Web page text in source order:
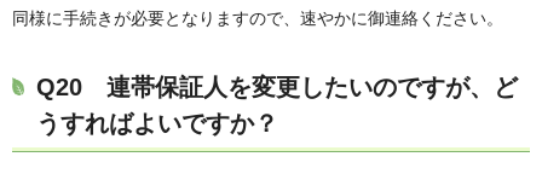
同様に手続きが必要となりますので、速やかに御連絡ください。
Q20 連帯保証人を変更したいのですが、ど
うすればよいですか？